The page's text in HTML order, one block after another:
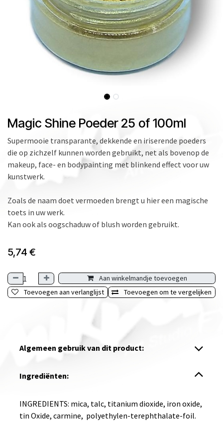
Magic Shine Poeder 25 of 100ml
Supermooie transparante, dekkende en iriserende poeders
die op zichzelf kunnen worden gebruikt, net als bovenop de
makeup, face- en bodypainting met blinkend effect voor uw
kunstwerk.
Zoals de naam doet vermoeden brengt u hier een magische
toets in uw werk.
Kan ook als oogschaduw of blush worden gebruikt.
5,74 €
Aan winkelmandje toevoegen
Toevoegen om te vergelijken
Toevoegen aan verlanglijst
Algemeen gebruik van dit product:
Ingrediënten:
INGREDIENTS: mica, talc, titanium dioxide, iron oxide,
tin Oxide, carmine, polyethylen-terephthalate-foil.